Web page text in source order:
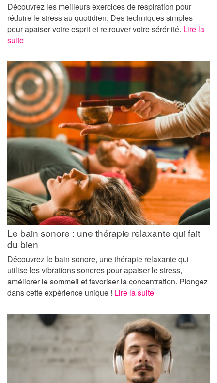
Découvrez les meilleurs exercices de respiration pour
réduire le stress au quotidien. Des techniques simples
pour apaiser votre esprit et retrouver votre sérénité. Lire la
suite
Le bain sonore : une thérapie relaxante qui fait
du bien
Découvrez le bain sonore, une thérapie relaxante qui
utilise les vibrations sonores pour apaiser le stress,
améliorer le sommeil et favoriser la concentration. Plongez
dans cette expérience unique ! Lire la suite